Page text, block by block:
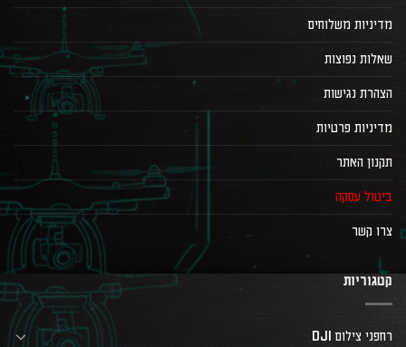
מדיניות משלוחים
שאלות נפוצות
הצהרת נגישות
מדיניות פרטיות
תקנון האתר
ביטול עסקה
צרו קשר
קטגוריות
רחפני צילום DJI